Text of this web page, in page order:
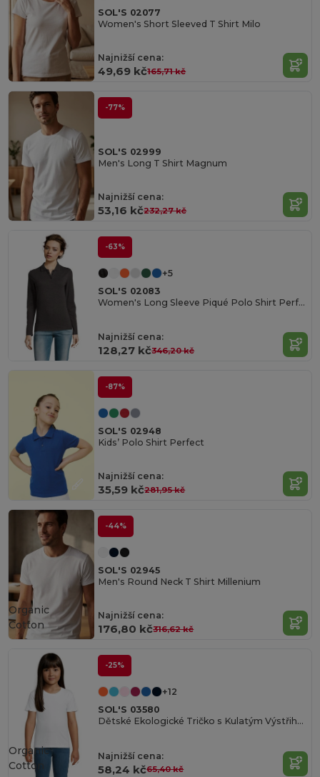
SOL'S 02077
Women's Short Sleeved T Shirt Milo
Najnižší cena:
49,69 kč165,71 kč
-77%
SOL'S 02999
Men's Long T Shirt Magnum
Najnižší cena:
53,16 kč232,27 kč
-63%
+5
SOL'S 02083
Women's Long Sleeve Piqué Polo Shirt Perfect Lsl
Najnižší cena:
128,27 kč346,20 kč
-87%
SOL'S 02948
Kids’ Polo Shirt Perfect
Najnižší cena:
35,59 kč281,95 kč
-44%
SOL'S 02945
Men's Round Neck T Shirt Millenium
Najnižší cena:
176,80 kč316,62 kč
Organic
Cotton
-25%
+12
SOL'S 03580
Dětské Ekologické Tričko s Kulatým Výstřihem
Najnižší cena:
58,24 kč65,40 kč
Organic
Cotton